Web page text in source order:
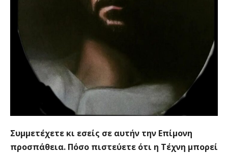
Συμμετέχετε κι εσείς σε αυτήν την Επίμονη
προσπάθεια. Πόσο πιστεύετε ότι η Τέχνη μπορεί